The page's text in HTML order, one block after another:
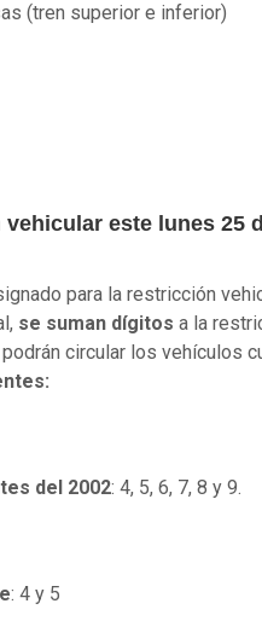
(tren superior e inferior)
este lunes 25
para la restricción
se suman dígitos a la
podrán circular los vehículos
del 2002: 4, 5, 6, 7, 8 y 9.
: 4 y 5